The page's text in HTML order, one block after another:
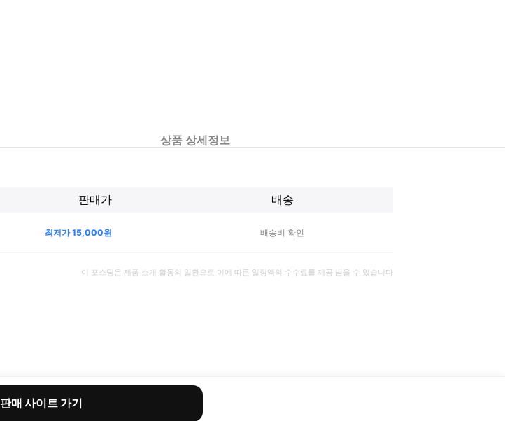
상품 상세정보
판매가 배송
최저가15,000원 배송비 확인
이 포스팅은 제품 소개 활동의 일환으로 이에 따른 일정액의 수수료를 제공 받을 수 있습니다
판매 사이트 가기